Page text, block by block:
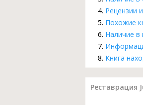
Рецензии
Похожие
Наличие в
Книга
Реставрация